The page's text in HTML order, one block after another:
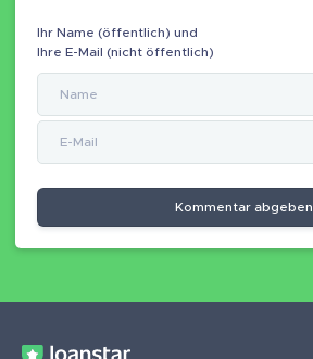
Ihr Name (öffentlich) und
Ihre E-Mail (nicht öffentlich)
Kommentar abgeben